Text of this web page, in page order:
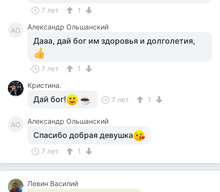
7 лет 1
АО Александр Ольшанский
Дааа, дай бог им здоровья и долголетия,
7 лет
1
Кристина.
Дай бог! 7 лет 1
АО Александр Ольшанский
Спасибо добрая девушка
7 лет 1
Левин Василий